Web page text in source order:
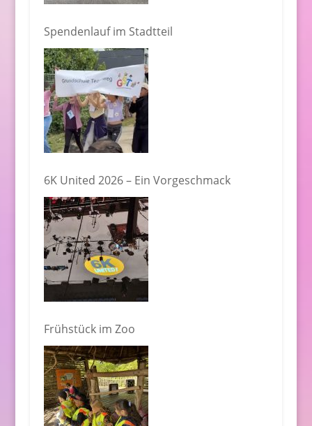
Spendenlauf im Stadtteil
6K United 2026 – Ein Vorgeschmack
Frühstück im Zoo